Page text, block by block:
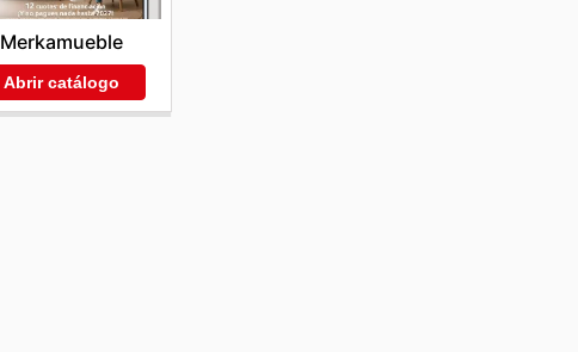
Merkamueble
Abrir catálogo